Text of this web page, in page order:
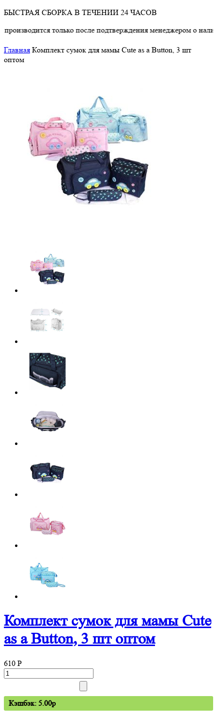
БЫСТРАЯ СБОРКА В ТЕЧЕНИИ 24 ЧАСОВ
только после подтверждения менеджером о наличии
Главная Комплект сумок для мамы Cute as a Button, 3 шт
оптом
Комплект сумок для мамы Cute
as a Button, 3 шт оптом
610 P
Кэшбэк: 5.00p